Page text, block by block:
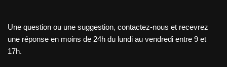
Une question ou une suggestion, contactez-nous et recevrez
une réponse en moins de 24h du lundi au vendredi entre 9 et
17h.